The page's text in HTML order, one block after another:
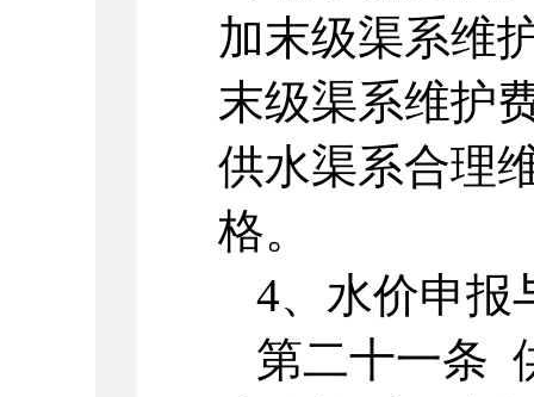
加末级渠系维
末级渠系维护
供水渠系合理
格。
4、水价申报
第二十一条